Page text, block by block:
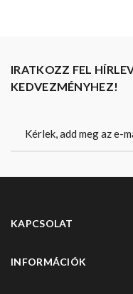
IRATKOZZ FEL
KEDVEZMÉNYHEZ!
KAPCSOLAT
INFORMÁCIÓK